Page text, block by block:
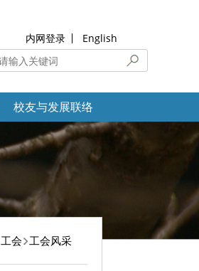
内网登录 English
校友与发展联络
工会 工会风采